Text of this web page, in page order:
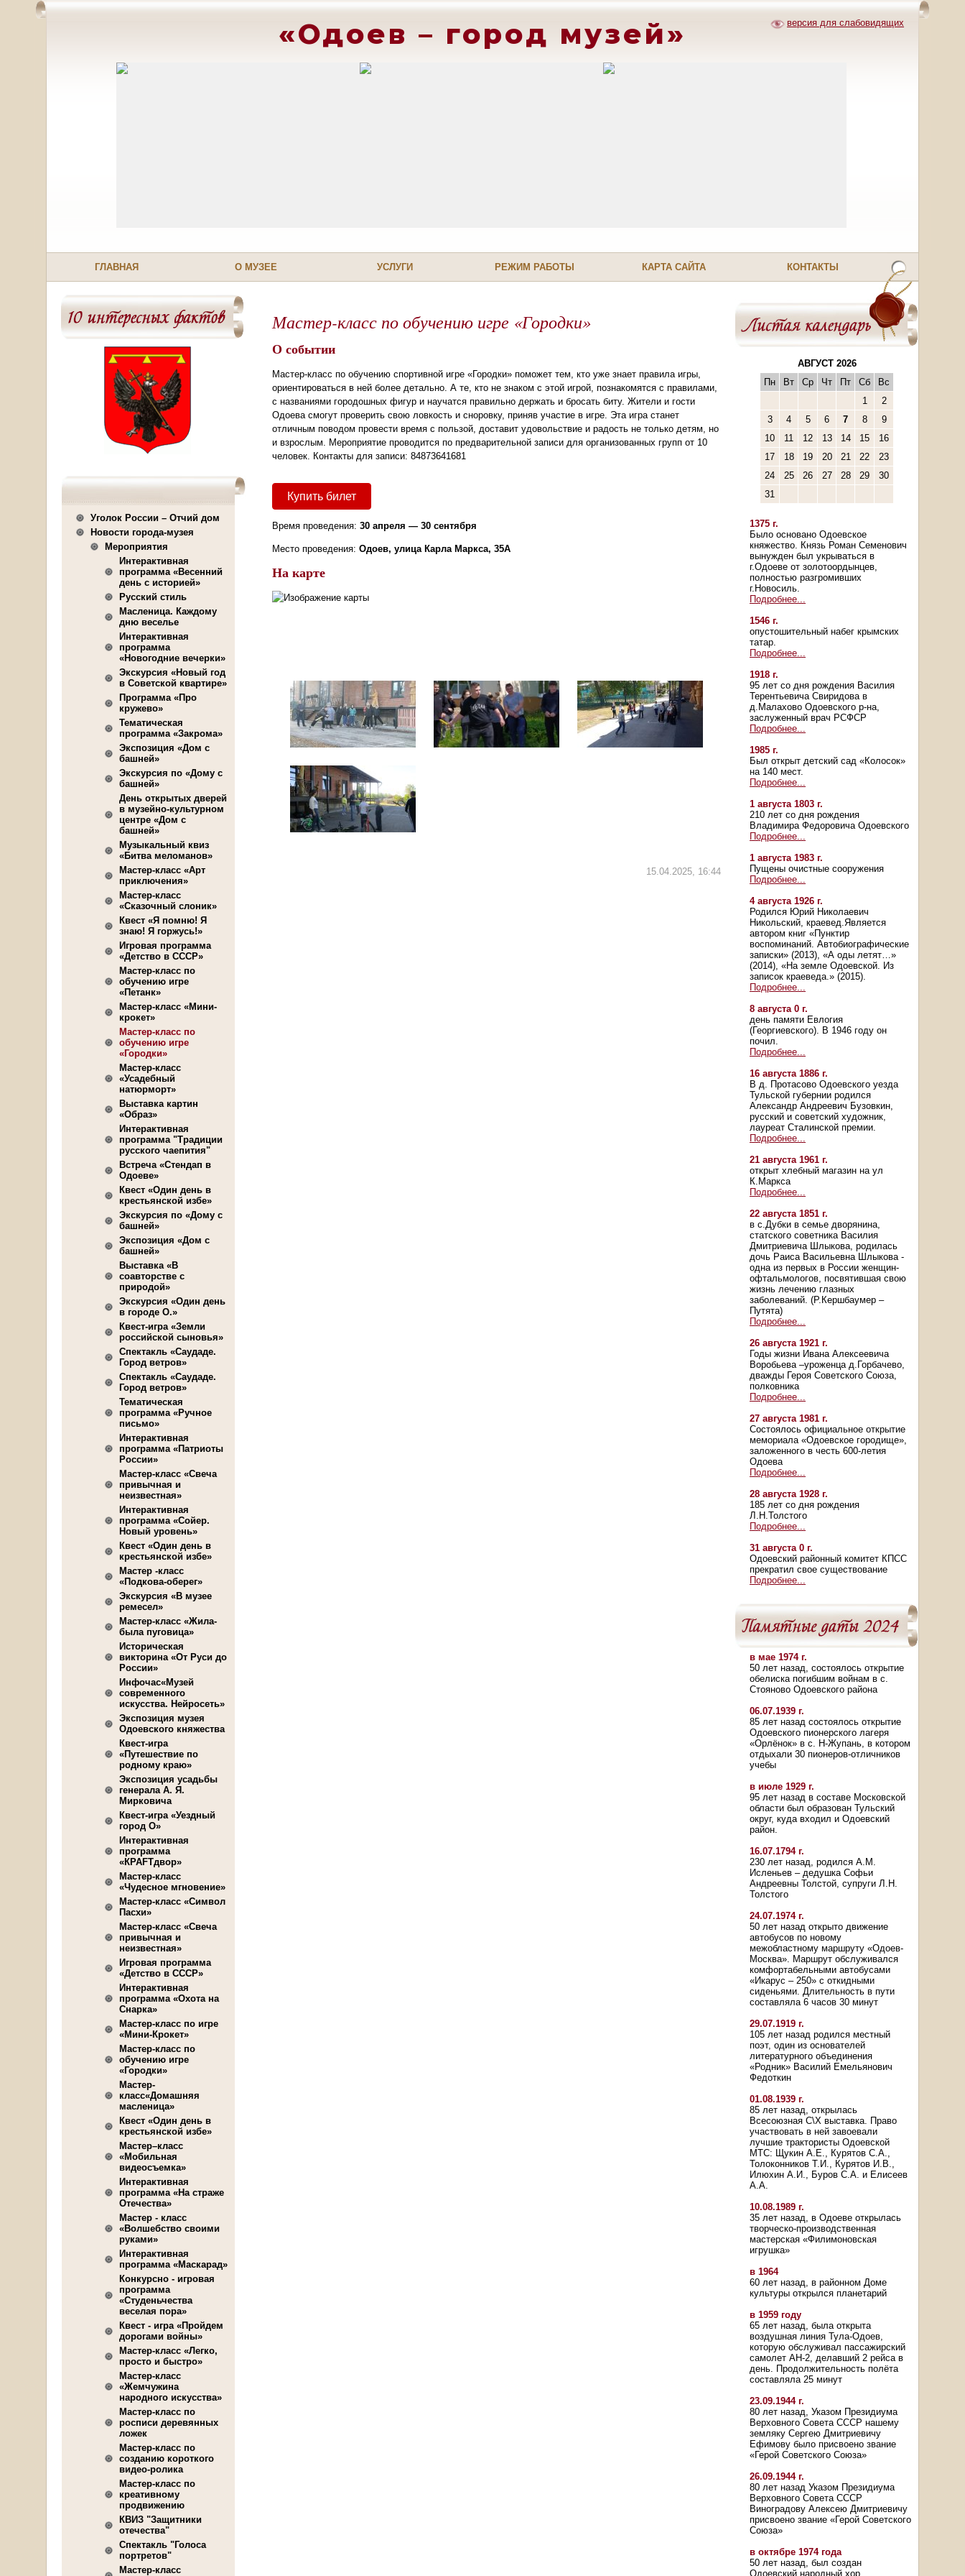
«Одоев – город музей» версия для слабовидящих
ГЛАВНАЯ О МУЗЕЕ УСЛУГИ РЕЖИМ РАБОТЫ КАРТА САЙТА КОНТАКТЫ
Уголок России – Отчий дом
Новости города-музея
Мероприятия
Интерактивная
программа «Весенний
день с историей»
Русский стиль
Масленица. Каждому
дню веселье
Интерактивная
программа
«Новогодние вечерки»
Экскурсия «Новый год
в Советской квартире»
Программа «Про
кружево»
Тематическая
программа «Закрома»
Экспозиция «Дом с
башней»
Экскурсия по «Дому с
башней»
День открытых дверей
в музейно-культурном
центре «Дом с
башней»
Музыкальный квиз
«Битва меломанов»
Мастер-класс «Арт
приключения»
Мастер-класс
«Сказочный слоник»
Квест «Я помню! Я
знаю! Я горжусь!»
Игровая программа
«Детство в СССР»
Мастер-класс по
обучению игре
«Петанк»
Мастер-класс «Мини-
крокет»
Мастер-класс по
обучению игре
«Городки»
Мастер-класс
«Усадебный
натюрморт»
Выставка картин
«Образ»
Интерактивная
программа "Традиции
русского чаепития"
Встреча «Стендап в
Одоеве»
Квест «Один день в
крестьянской избе»
Экскурсия по «Дому с
башней»
Экспозиция «Дом с
башней»
Выставка «В
соавторстве с
природой»
Экскурсия «Один день
в городе О.»
Квест-игра «Земли
российской сыновья»
Спектакль «Саудаде.
Город ветров»
Спектакль «Саудаде.
Город ветров»
Тематическая
программа «Ручное
письмо»
Интерактивная
программа «Патриоты
России»
Мастер-класс «Свеча
привычная и
неизвестная»
Интерактивная
программа «Сойер.
Новый уровень»
Квест «Один день в
крестьянской избе»
Мастер -класс
«Подкова-оберег»
Экскурсия «В музее
ремесел»
Мастер-класс «Жила-
была пуговица»
Историческая
викторина «От Руси до
России»
Инфочас«Музей
современного
искусства. Нейросеть»
Экспозиция музея
Одоевского княжества
Квест-игра
«Путешествие по
родному краю»
Экспозиция усадьбы
генерала А. Я.
Мирковича
Квест-игра «Уездный
город О»
Интерактивная
программа
«КРАFТдвор»
Мастер-класс
«Чудесное мгновение»
Мастер-класс «Символ
Пасхи»
Мастер-класс «Свеча
привычная и
неизвестная»
Игровая программа
«Детство в СССР»
Интерактивная
программа «Охота на
Снарка»
Мастер-класс по игре
«Мини-Крокет»
Мастер-класс по
обучению игре
«Городки»
Мастер-
класс«Домашняя
масленица»
Квест «Один день в
крестьянской избе»
Мастер–класс
«Мобильная
видеосъемка»
Интерактивная
программа «На страже
Отечества»
Мастер - класс
«Волшебство своими
руками»
Интерактивная
программа «Маскарад»
Конкурсно - игровая
программа
«Студеньчества
веселая пора»
Квест - игра «Пройдем
дорогами войны»
Мастер-класс «Легко,
просто и быстро»
Мастер-класс
«Жемчужина
народного искусства»
Мастер-класс по
росписи деревянных
ложек
Мастер-класс по
созданию короткого
видео-ролика
Мастер-класс по
креативному
продвижению
КВИЗ "Защитники
отечества"
Спектакль "Голоса
портретов"
Мастер-класс
Мастер-класс по обучению игре «Городки»
О событии
Мастер-класс по обучению спортивной игре «Городки» поможет тем, кто уже знает правила игры,
ориентироваться в ней более детально. А те, кто не знаком с этой игрой, познакомятся с правилами,
с названиями городошных фигур и научатся правильно держать и бросать биту. Жители и гости
Одоева смогут проверить свою ловкость и сноровку, приняв участие в игре. Эта игра станет
отличным поводом провести время с пользой, доставит удовольствие и радость не только детям, но
и взрослым. Мероприятие проводится по предварительной записи для организованных групп от 10
человек. Контакты для записи: 84873641681
Купить билет
Время проведения: 30 апреля — 30 сентября
Место проведения: Одоев, улица Карла Маркса, 35А
На карте
15.04.2025, 16:44
АВГУСТ 2026
Пн
Вт Ср Чт Пт Сб
Вс
1
2
3
4 5 6 7 8
9
10
11 12 13 14 15
16
17
18 19 20 21 22
23
24
25 26 27 28 29
30
31
1375 г.
Было основано Одоевское
княжество. Князь Роман Семенович
вынужден был укрываться в
г.Одоеве от золотоордынцев,
полностью разгромивших
г.Новосиль.
Подробнее...
1546 г.
опустошительный набег крымских
татар.
Подробнее...
1918 г.
95 лет со дня рождения Василия
Терентьевича Свиридова в
д.Малахово Одоевского р-на,
заслуженный врач РСФСР
Подробнее...
1985 г.
Был открыт детский сад «Колосок»
на 140 мест.
Подробнее...
1 августа 1803 г.
210 лет со дня рождения
Владимира Федоровича Одоевского
Подробнее...
1 августа 1983 г.
Пущены очистные сооружения
Подробнее...
4 августа 1926 г.
Родился Юрий Николаевич
Никольский, краевед.Является
автором книг «Пунктир
воспоминаний. Автобиографические
записки» (2013), «А оды летят…»
(2014), «На земле Одоевской. Из
записок краеведа.» (2015).
Подробнее...
8 августа 0 г.
день памяти Евлогия
(Георгиевского). В 1946 году он
почил.
Подробнее...
16 августа 1886 г.
В д. Протасово Одоевского уезда
Тульской губернии родился
Александр Андреевич Бузовкин,
русский и советский художник,
лауреат Сталинской премии.
Подробнее...
21 августа 1961 г.
открыт хлебный магазин на ул
К.Маркса
Подробнее...
22 августа 1851 г.
в с.Дубки в семье дворянина,
статского советника Василия
Дмитриевича Шлыкова, родилась
дочь Раиса Васильевна Шлыкова -
одна из первых в России женщин-
офтальмологов, посвятившая свою
жизнь лечению глазных
заболеваний. (Р.Кершбаумер –
Путята)
Подробнее...
26 августа 1921 г.
Годы жизни Ивана Алексеевича
Воробьева –уроженца д.Горбачево,
дважды Героя Советского Союза,
полковника
Подробнее...
27 августа 1981 г.
Состоялось официальное открытие
мемориала «Одоевское городище»,
заложенного в честь 600-летия
Одоева
Подробнее...
28 августа 1928 г.
185 лет со дня рождения
Л.Н.Толстого
Подробнее...
31 августа 0 г.
Одоевский районный комитет КПСС
прекратил свое существование
Подробнее...
в мае 1974 г.
50 лет назад, состоялось открытие
обелиска погибшим войнам в с.
Стояново Одоевского района
06.07.1939 г.
85 лет назад состоялось открытие
Одоевского пионерского лагеря
«Орлёнок» в с. Н-Жупань, в котором
отдыхали 30 пионеров-отличников
учебы
в июле 1929 г.
95 лет назад в составе Московской
области был образован Тульский
округ, куда входил и Одоевский
район.
16.07.1794 г.
230 лет назад, родился А.М.
Исленьев – дедушка Софьи
Андреевны Толстой, супруги Л.Н.
Толстого
24.07.1974 г.
50 лет назад открыто движение
автобусов по новому
межобластному маршруту «Одоев-
Москва». Маршрут обслуживался
комфортабельными автобусами
«Икарус – 250» с откидными
сиденьями. Длительность в пути
составляла 6 часов 30 минут
29.07.1919 г.
105 лет назад родился местный
поэт, один из основателей
литературного объединения
«Родник» Василий Емельянович
Федоткин
01.08.1939 г.
85 лет назад, открылась
Всесоюзная С\Х выставка. Право
участвовать в ней завоевали
лучшие трактористы Одоевской
МТС: Щукин А.Е., Курятов С.А.,
Толоконников Т.И., Курятов И.В.,
Илюхин А.И., Буров С.А. и Елисеев
А.А.
10.08.1989 г.
35 лет назад, в Одоеве открылась
творческо-производственная
мастерская «Филимоновская
игрушка»
в 1964
60 лет назад, в районном Доме
культуры открылся планетарий
в 1959 году
65 лет назад, была открыта
воздушная линия Тула-Одоев,
которую обслуживал пассажирский
самолет АН-2, делавший 2 рейса в
день. Продолжительность полёта
составляла 25 минут
23.09.1944 г.
80 лет назад, Указом Президиума
Верховного Совета СССР нашему
земляку Сергею Дмитриевичу
Ефимову было присвоено звание
«Герой Советского Союза»
26.09.1944 г.
80 лет назад Указом Президиума
Верховного Совета СССР
Виноградову Алексею Дмитриевичу
присвоено звание «Герой Советского
Союза»
в октябре 1974 года
50 лет назад, был создан
Одоевский народный хор